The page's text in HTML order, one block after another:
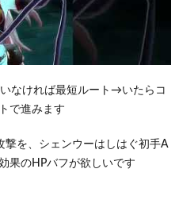
なければ最短ルート→いたらコ
で進みます
撃を、シェンウーはしはぐ初手A
果のHPバフが欲しいです